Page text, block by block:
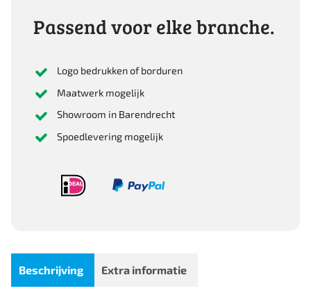
Passend voor elke branche.
Logo bedrukken of borduren
Maatwerk mogelijk
Showroom in Barendrecht
Spoedlevering mogelijk
Beschrijving Extra informatie